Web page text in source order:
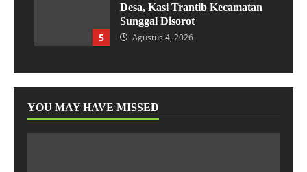
5
Desa, Kasi Trantib Kecamatan
Sunggal Disorot
Agustus 4, 2026
YOU MAY HAVE MISSED